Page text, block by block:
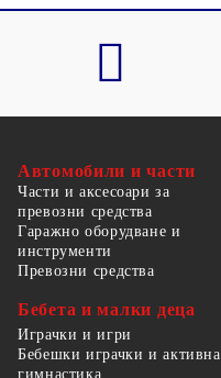
Автомобили и части
Части и аксесоари за
превозни средства
Гаражно оборудване и
инструменти
Превозни средства
Бебета и малки деца
Играчки и игри
Бебешки играчки и активна
гимнастика